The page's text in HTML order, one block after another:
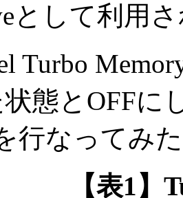
として利用
Turbo
態とOFFに
行なってみ
【表1